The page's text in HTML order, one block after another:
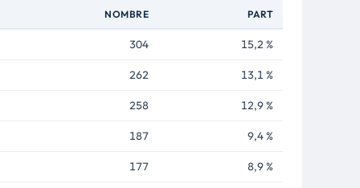
NOMBRE PART
304 15,2 %
262 13,1 %
258 12,9 %
187 9,4 %
177 8,9 %